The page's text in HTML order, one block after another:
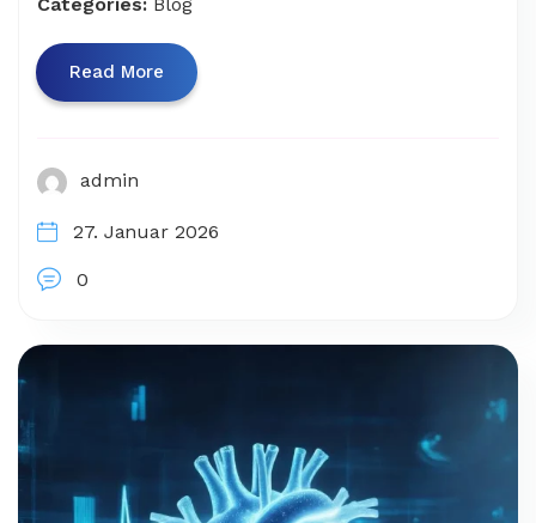
Read More
admin
27. Januar 2026
0